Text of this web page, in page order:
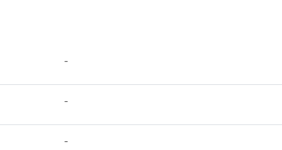
-
-
-